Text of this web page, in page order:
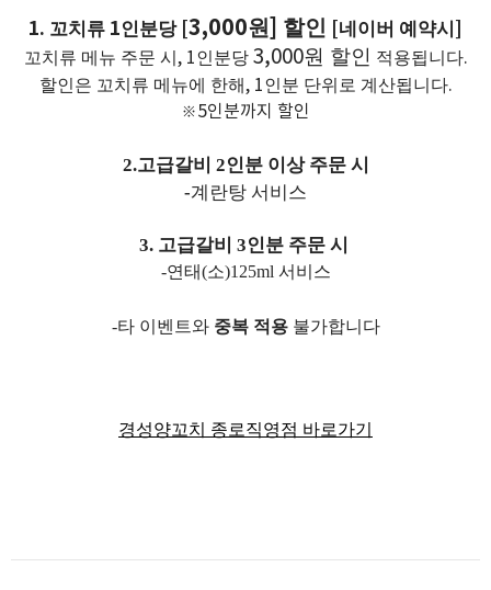
1. 꼬치류 1인분당 [3,000원 할인 [네이버 예약시 ]
꼬치류 메뉴 주문 시 , 1인분당 3,000원 할인 적용됩니다.
할인은 꼬치류 메뉴에 한해 , 1인분 단위로 계산됩니다.
※5인분까지 할인
2.고급갈비 2인분 이상 주문 시
-계란탕 서비스
3. 고급갈비 3인분 주문 시
-연태(소)125ml 서비스
-타 이벤트와 중복 적용 불가합니다
경성양꼬치 종로직영점 바로가기